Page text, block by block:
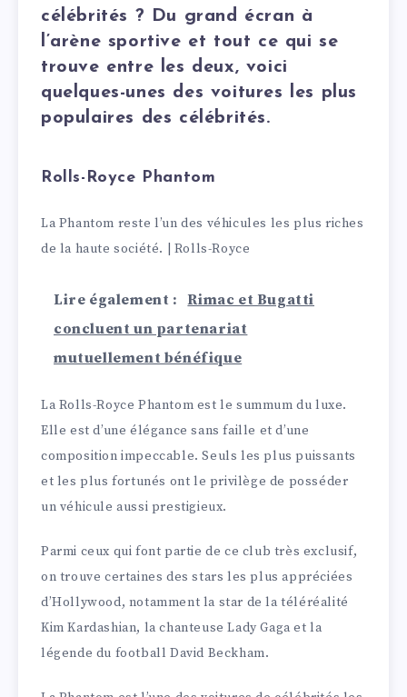
célébrités ? Du grand écran à
l’arène sportive et tout ce qui se
trouve entre les deux, voici
quelques-unes des voitures les plus
populaires des célébrités.
Rolls-Royce Phantom
La Phantom reste l’un des véhicules les plus riches
de la haute société. | Rolls-Royce
Lire également :
Rimac et Bugatti
concluent un partenariat
mutuellement bénéfique
La Rolls-Royce Phantom est le summum du luxe.
Elle est d’une élégance sans faille et d’une
composition impeccable. Seuls les plus puissants
et les plus fortunés ont le privilège de posséder
un véhicule aussi prestigieux.
Parmi ceux qui font partie de ce club très exclusif,
on trouve certaines des stars les plus appréciées
d’Hollywood, notamment la star de la téléréalité
Kim Kardashian, la chanteuse Lady Gaga et la
légende du football David Beckham.